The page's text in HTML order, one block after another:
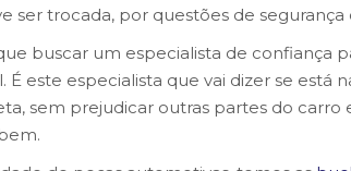
ser trocada, por questões de
buscar um especialista de confiança
É este especialista que vai dizer se está
sem prejudicar outras partes do carro